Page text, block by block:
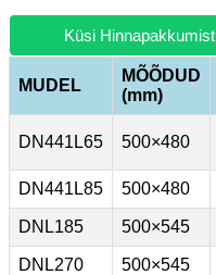
Küsi Hinnapakkumist
MUDEL
MÕÕDUD
(mm)
DN441L65 500×480
DN441L85 500×480
DNL185 500×545
DNL270 500×545